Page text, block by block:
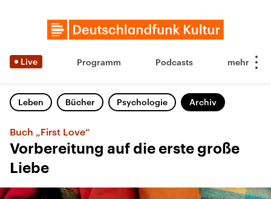
Live Programm Podcasts
Leben Bücher Psychologie Archiv
Buch „First Love“
Vorbereitung auf die erste große
Liebe